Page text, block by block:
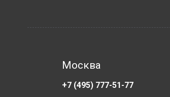
Москва
+7 (495) 777-51-77